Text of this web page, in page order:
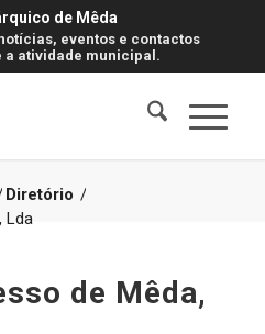
de Mêda
eventos e contactos
a atividade municipal.
Diretório /
Lda
de Mêda,